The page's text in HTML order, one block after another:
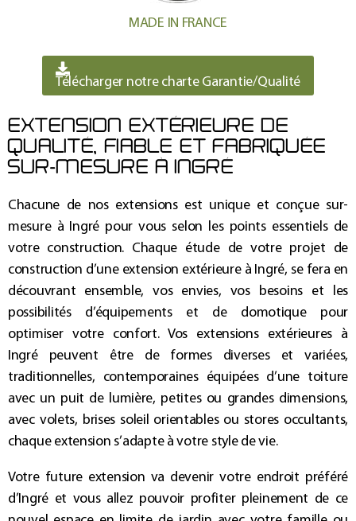
MADE IN FRANCE
Télécharger notre charte Garantie/Qualité
EXTENSION EXTÉRIEURE DE
QUALITÉ, FIABLE ET FABRIQUÉE
SUR-MESURE À INGRÉ
Chacune de nos extensionsest unique et conçue sur-
mesure à Ingré pour vous selon les points essentiels de
votre construction. Chaque étude de votre projet de
construction d’une extension extérieure à Ingré, se fera en
découvrant ensemble, vos envies, vos besoins et les
possibilités d’équipements et de domotique pour
optimiser votre confort. Vos extensions extérieures à
Ingrépeuvent être de formes diverses et variées,
traditionnelles, contemporaines équipées d’une toiture
avec un puit de lumière, petites ou grandes dimensions,
avec volets, brises soleil orientables ou stores occultants,
chaque extension s’adapte à votre style de vie.
Votre future extension va devenir votre endroit préféré
d’Ingré et vous allez pouvoir profiter pleinement de ce